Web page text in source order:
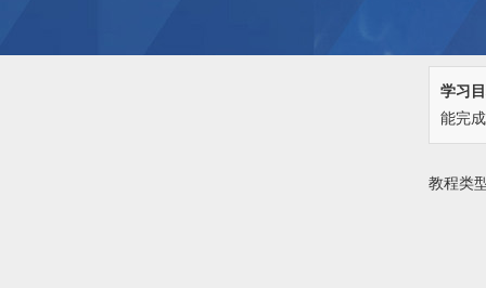
学习
能完
教程类